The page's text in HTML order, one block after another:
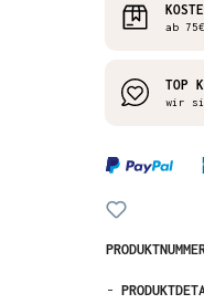
ab
TOP
wir
-